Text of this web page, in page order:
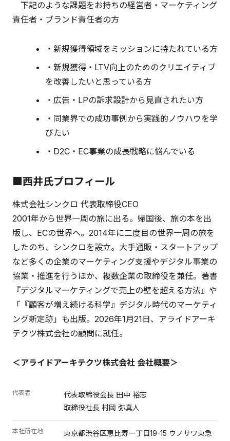
下記のような課題をお持ちの経営者・マーケティング
責任者・ブランド責任者の方
・新規獲得領域をミッションに持たれている方
・新規獲得・LTV向上のためのクリエイティブ
を改善したいと思っている方
・広告・LPの訴求設計から見直されたい方
・同業界での成功事例から実践的ノウハウを学
びたい
・D2C・EC事業の成長戦略に悩んでいる
■西井氏プロフィール
株式会社シンクロ 代表取締役CEO
2001年から世界一周の旅に出る。帰国後、旅の本を出
版し、ECの世界へ。2014年に二度目の世界一周の旅を
したのち、シンクロを設立。大手通販・スタートアップ
など多くの企業のマーケティング支援やデジタル事業の
協業・推進を行うほか、複数企業の取締役を兼任。著書
『デジタルマーケティングで売上の壁を超える方法』や
「『顧客が増え続ける科学』デジタル時代のマーケティ
ング新定跡」も出版。2026年1月21日、アライドアーキ
テクツ株式会社の顧問に就任。
＜アライドアーキテクツ株式会社 会社概要＞
代表者
代表取締役会長 田中 裕志
取締役社長 村岡 弥真人
本社所在地
東京都渋谷区恵比寿一丁目19-15 ウノサワ東急